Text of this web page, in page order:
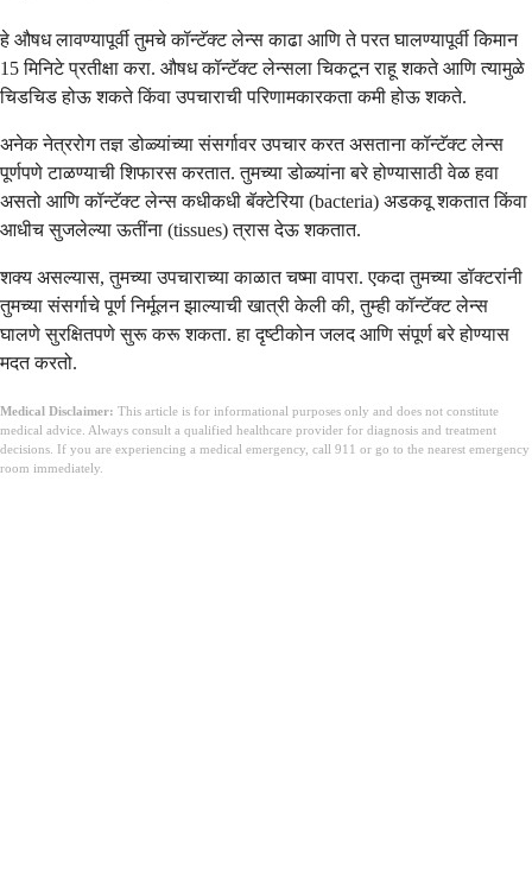
हे औषध लावण्यापूर्वी तुमचे कॉन्टॅक्ट लेन्स काढा आणि ते परत घालण्यापूर्वी किमान
15 मिनिटे प्रतीक्षा करा. औषध कॉन्टॅक्ट लेन्सला चिकटून राहू शकते आणि त्यामुळे
चिडचिड होऊ शकते किंवा उपचाराची परिणामकारकता कमी होऊ शकते.
अनेक नेत्ररोग तज्ञ डोळ्यांच्या संसर्गावर उपचार करत असताना कॉन्टॅक्ट लेन्स
पूर्णपणे टाळण्याची शिफारस करतात. तुमच्या डोळ्यांना बरे होण्यासाठी वेळ हवा
असतो आणि कॉन्टॅक्ट लेन्स कधीकधी बॅक्टेरिया (bacteria) अडकवू शकतात किंवा
आधीच सुजलेल्या ऊतींना (tissues) त्रास देऊ शकतात.
शक्य असल्यास, तुमच्या उपचाराच्या काळात चष्मा वापरा. एकदा तुमच्या डॉक्टरांनी
तुमच्या संसर्गाचे पूर्ण निर्मूलन झाल्याची खात्री केली की, तुम्ही कॉन्टॅक्ट लेन्स
घालणे सुरक्षितपणे सुरू करू शकता. हा दृष्टीकोन जलद आणि संपूर्ण बरे होण्यास
मदत करतो.
Medical Disclaimer: This article is for informational purposes only and does not constitute
medical advice. Always consult a qualified healthcare provider for diagnosis and treatment
decisions. If you are experiencing a medical emergency, call 911 or go to the nearest emergency
room immediately.